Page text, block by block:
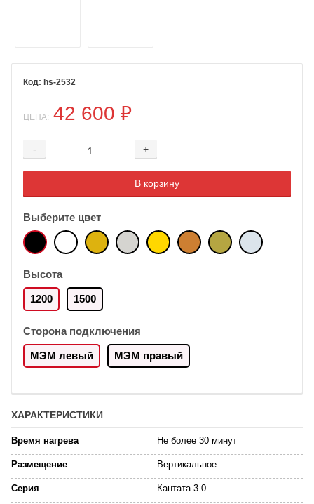
hs-2532
ЦЕНА: 42 600 ₽
- +
Добавляется...
В корзину
Добавлен
Выберите цвет
Высота
1200 1500
Сторона подключения
МЭМ левый МЭМ правый
ХАРАКТЕРИСТИКИ
Время нагрева Не более 30 минут
Размещение Вертикальное
Серия Кантата 3.0